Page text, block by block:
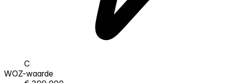
C
WOZ-waarde